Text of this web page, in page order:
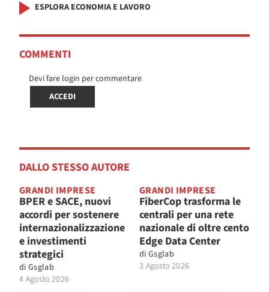
ESPLORA ECONOMIA E LAVORO
COMMENTI
Devi fare login per commentare
ACCEDI
DALLO STESSO AUTORE
GRANDI IMPRESE
BPER e SACE, nuovi
accordi per sostenere
internazionalizzazione
e investimenti
strategici
di Gsglab
4 Agosto 2026
GRANDI IMPRESE
FiberCop trasforma le
centrali per una rete
nazionale di oltre cento
Edge Data Center
di Gsglab
3 Agosto 2026